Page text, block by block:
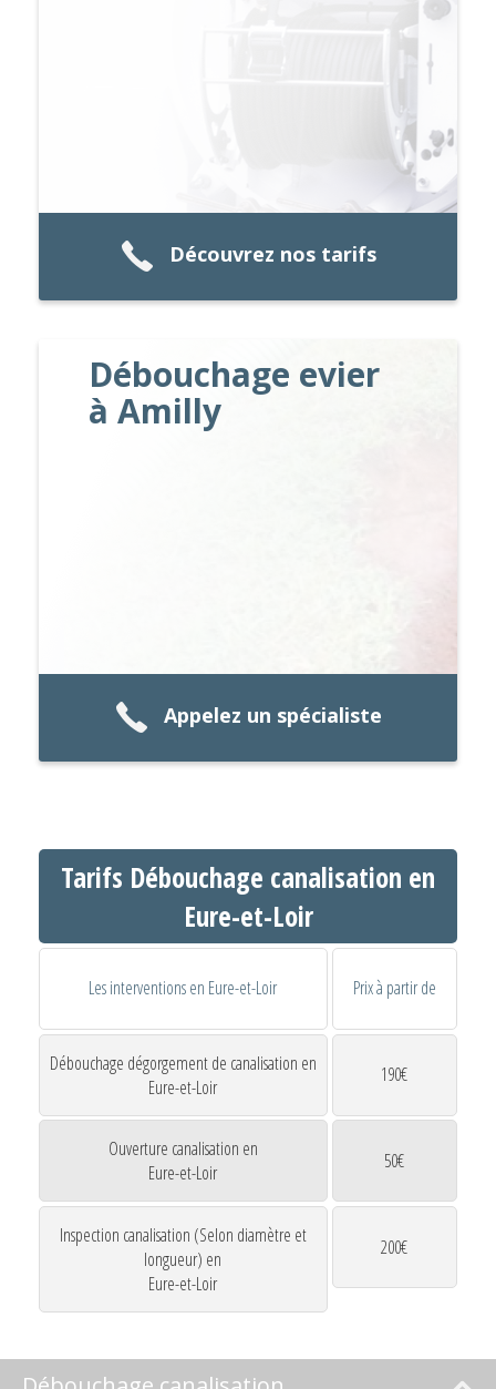
Découvrez nos tarifs
Débouchage evier
à Amilly
Appelez un spécialiste
Tarifs Débouchage canalisation en
Eure-et-Loir
Les interventions en Eure-et-Loir Prix à partir de
Débouchage dégorgement de canalisation en
Eure-et-Loir
190€
Ouverture canalisation en
Eure-et-Loir
50€
Inspection canalisation (Selon diamètre et
longueur) en
Eure-et-Loir
200€